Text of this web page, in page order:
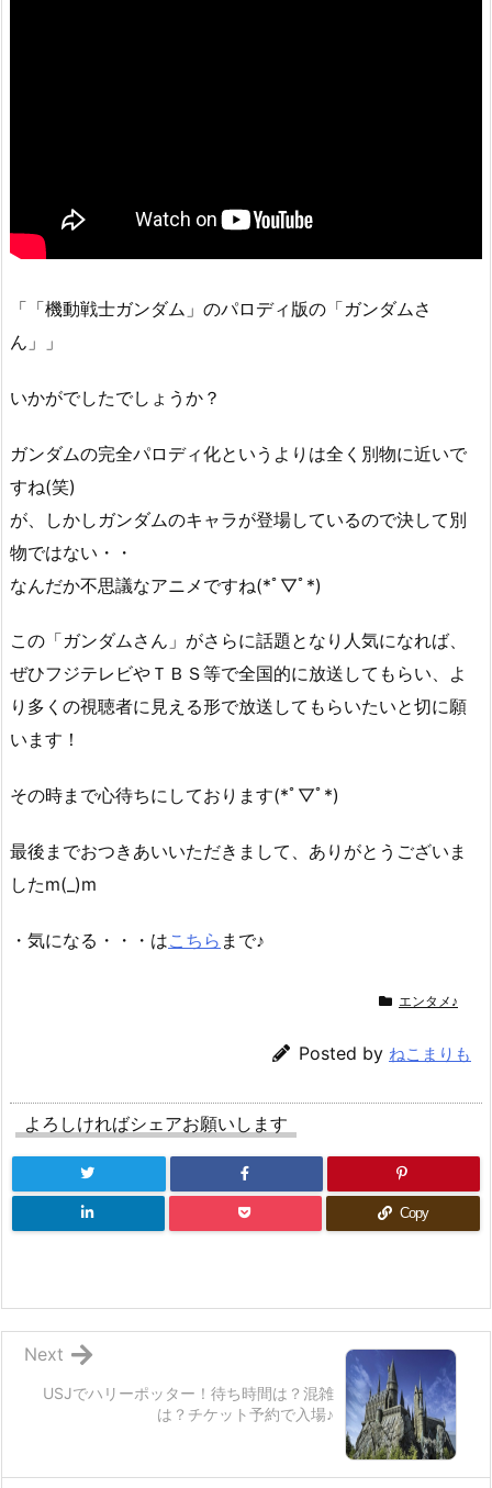
「「機動戦士ガンダム」のパロディ版の「ガンダムさ
ん」」
いかがでしたでしょうか？
ガンダムの完全パロディ化というよりは全く別物に近いで
すね(笑)
が、しかしガンダムのキャラが登場しているので決して別
物ではない・・
なんだか不思議なアニメですね(*ﾟ▽ﾟ*)
この「ガンダムさん」がさらに話題となり人気になれば、
ぜひフジテレビやＴＢＳ等で全国的に放送してもらい、よ
り多くの視聴者に見える形で放送してもらいたいと切に願
います！
その時まで心待ちにしております(*ﾟ▽ﾟ*)
最後までおつきあいいただきまして、ありがとうございま
したm(_)m
・気になる・・・はこちら まで♪
エンタメ♪
Posted by ねこまりも
よろしければシェアお願いします
Copy
USJでハリーポッター！待ち時間は？混雑
は？チケット予約で入場♪
Next